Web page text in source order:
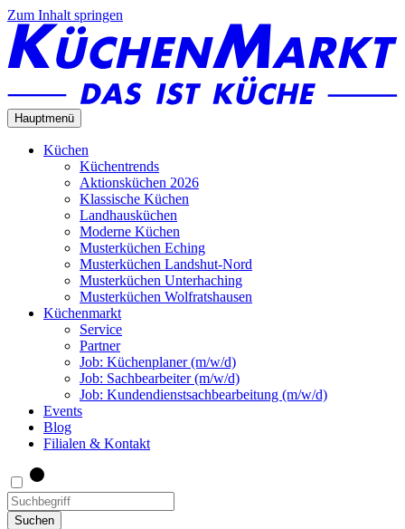
Zum Inhalt springen
Hauptmenü
Küchen
Küchentrends
Aktionsküchen 2026
Klassische Küchen
Landhausküchen
Moderne Küchen
Musterküchen Eching
Musterküchen Landshut-Nord
Musterküchen Unterhaching
Musterküchen Wolfratshausen
Küchenmarkt
Service
Partner
Job: Küchenplaner (m/w/d)
Job: Sachbearbeiter (m/w/d)
Job: Kundendienstsachbearbeitung (m/w/d)
Events
Blog
Filialen & Kontakt
Suchen